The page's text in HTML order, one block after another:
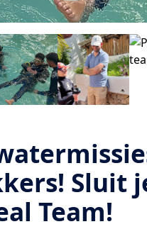
Sluit
Team!